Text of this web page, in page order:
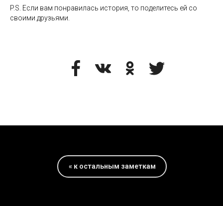
P.S. Если вам понравилась история, то поделитесь ей со
своими друзьями.
« к остальным заметкам